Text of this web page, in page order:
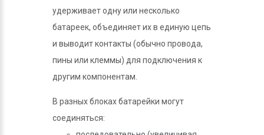
удерживает одну или несколько
батареек, объединяет их в единую цепь
и выводит контакты (обычно провода,
пины или клеммы) для подключения к
другим компонентам.
В разных блоках батарейки могут
соединяться: